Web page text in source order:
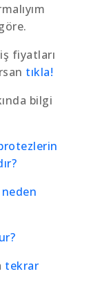
fiyatları
tıkla!
bilgi
tekrar